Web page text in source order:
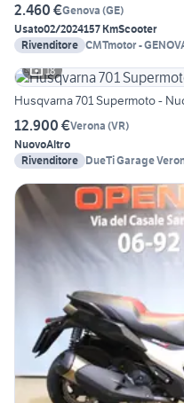
2.460 €Genova (GE)
Usato02/2024157 KmScooter
Rivenditore CMTmotor -
18
Husqvarna 701 Supermoto -
12.900 €Verona (VR)
NuovoAltro
Rivenditore DueTi Garage